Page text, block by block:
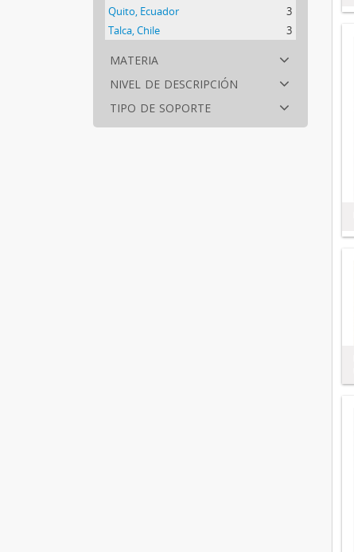
Quito, Ecuador
3
Talca, Chile
3
materia
nivel de descripción
tipo de soporte